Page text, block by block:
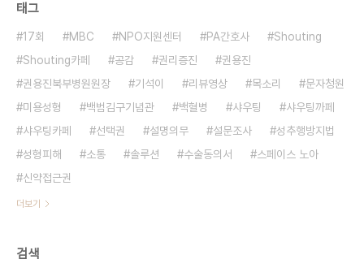
태그
17회 MBC NPO지원센터 PA간호사
Shouting
Shouting카페
공감 권리증진
권용진
권용진북부병원원장
기석이 리뷰영상 목소리
문자청원
미용성형
백범김구기념관 백혈병 샤우팅
샤우팅까페
샤우팅카페
선택권 설명의무 설문조사
성추행방지법
성형피해
소통 솔루션 수술동의서
스페이스 노아
신약접근권
더보기
검색